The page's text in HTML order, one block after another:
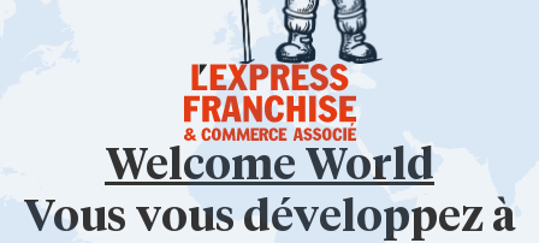
Welcome World
Vous vous développez à